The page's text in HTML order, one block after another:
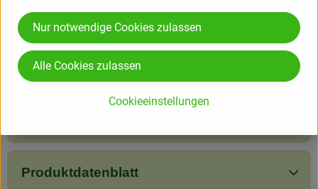
Großpackung!
Produktinformationen
Produktdatenblatt
Cookieeinstellungen
Nur notwendige Cookies zulassen
Alle Cookies zulassen